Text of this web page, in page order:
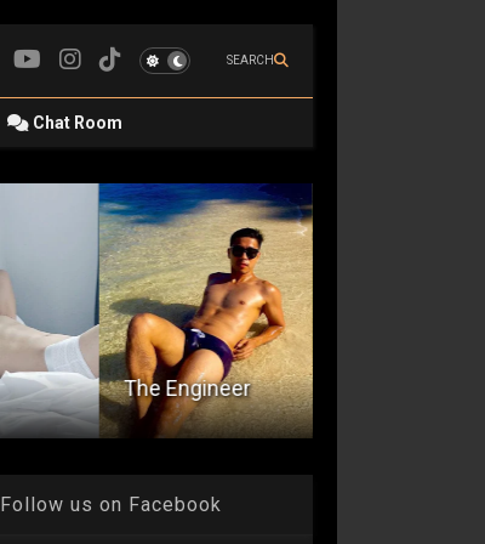
SEARCH
Chat Room
The Engineer
Follow us on Facebook